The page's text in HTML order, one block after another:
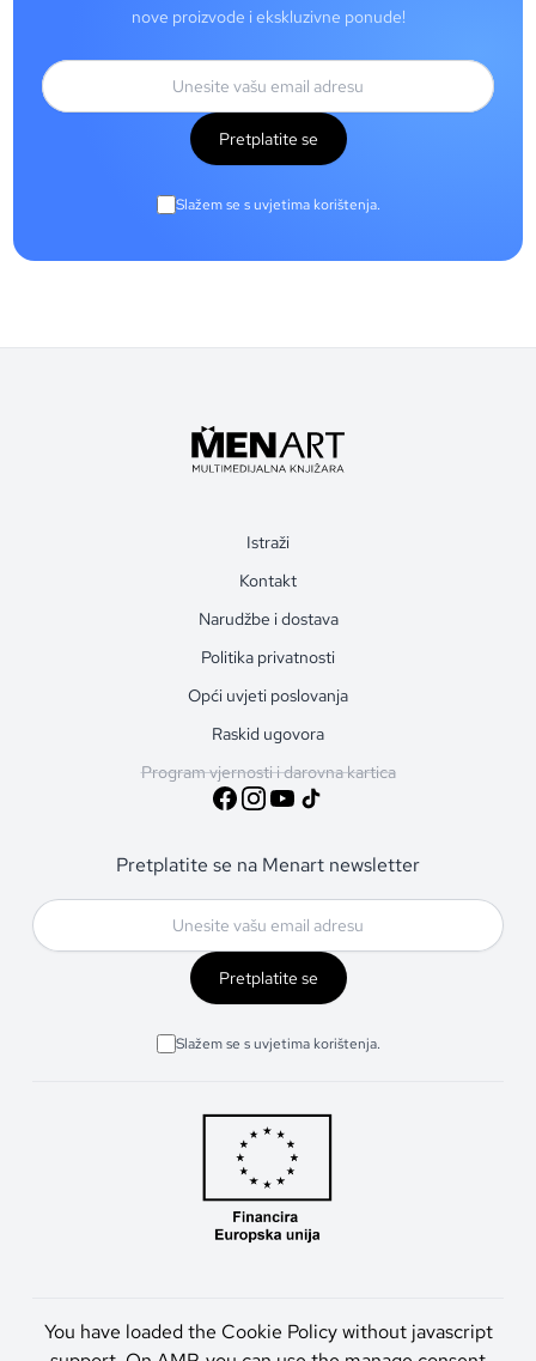
nove proizvode i ekskluzivne ponude!
Pretplatite se
Slažem se s uvjetima korištenja.
Istraži
Kontakt
Narudžbe i dostava
Politika privatnosti
Opći uvjeti poslovanja
Raskid ugovora
Program vjernosti i darovna kartica
Pretplatite se na Menart newsletter
Pretplatite se
Slažem se s uvjetima korištenja.
You have loaded the Cookie Policy without javascript